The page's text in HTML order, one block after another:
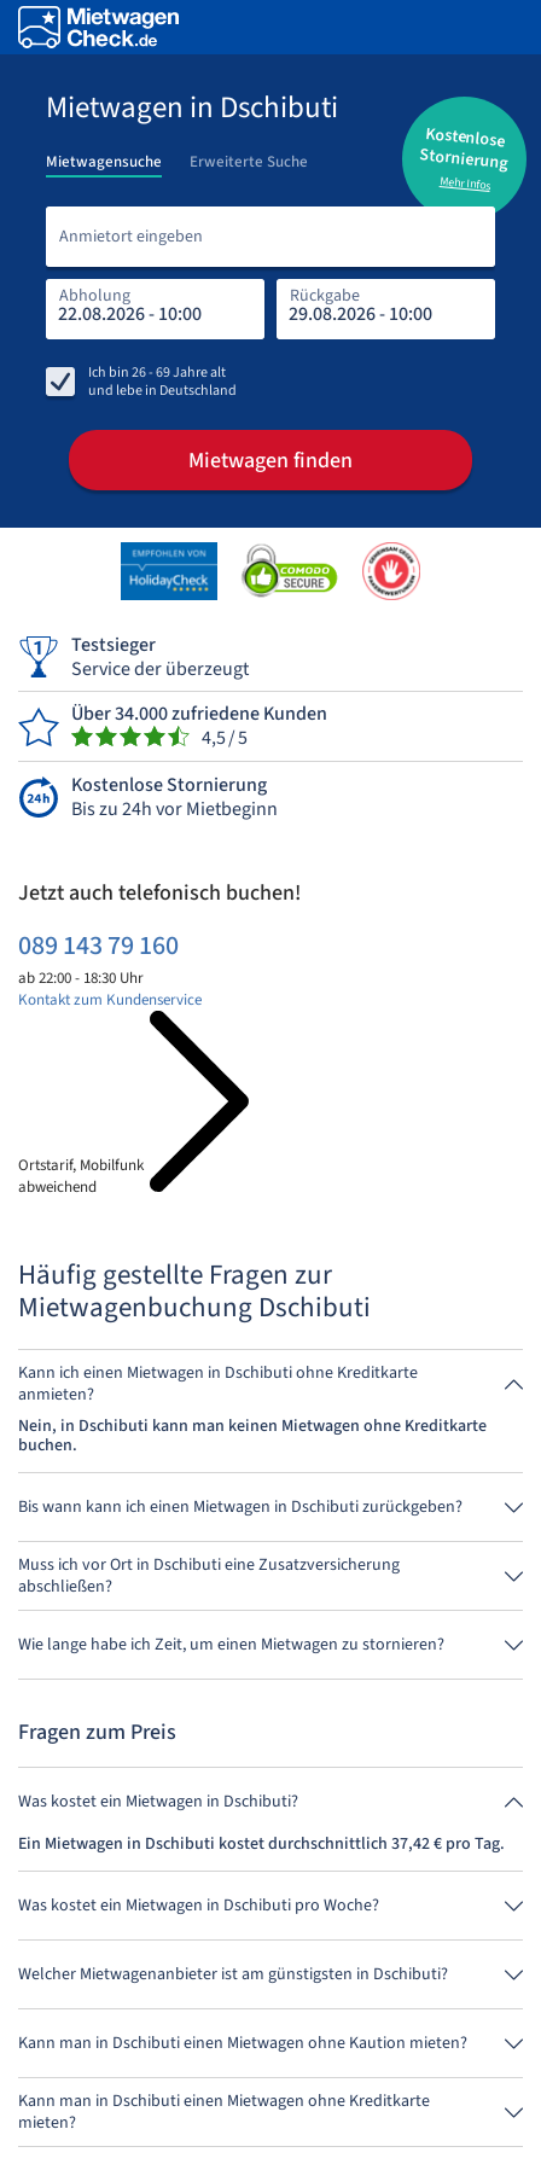
Mietwagen in Dschibuti
Kostenlose
Stornierung
Mehr Infos
Mietwagensuche Erweiterte Suche
Anmietort eingeben
Abholung Rückgabe
Ich bin26 - 69Jahre alt
und lebe in Deutschland
Mietwagen finden
Testsieger
Service der überzeugt
Über 34.000 zufriedene Kunden
4,5 / 5
Kostenlose Stornierung
Bis zu 24h vor Mietbeginn
Jetzt auch telefonisch buchen!
089 143 79 160
ab 22:00 - 18:30 Uhr
Ortstarif, Mobilfunk
abweichend
Kontakt zum Kundenservice
Häufig gestellte Fragen zur
Mietwagenbuchung Dschibuti
Kann ich einen Mietwagen in Dschibuti ohne Kreditkarte
anmieten?
Nein, in Dschibuti kann man keinen Mietwagen ohne Kreditkarte
buchen.
Bis wann kann ich einen Mietwagen in Dschibuti zurückgeben?
Grundsätzlich kannst Du den Mietwagen zu jeder Tageszeit
zurückgeben. Wichtig ist nur, dass Du den Mietwagen nicht später als
bei der Buchung angegeben, abgibst.
Muss ich vor Ort in Dschibuti eine Zusatzversicherung
abschließen?
Buche am besten über uns die Vollkaskoversicherung ohne
Selbstbeteiligung. So musst Du vor Ort keine weitere Versicherung
abschließen.
Wie lange habe ich Zeit, um einen Mietwagen zu stornieren?
Du hast bis zu 24 Stunden vor Anmietung innerhalb der
Fragen zum Preis
Was kostet ein Mietwagen in Dschibuti?
Ein Mietwagen in Dschibuti kostet durchschnittlich 37,42 € pro Tag.
Was kostet ein Mietwagen in Dschibuti pro Woche?
Ein Mietwagen in Dschibuti kostet durchschnittlich 261,91 € pro
Woche (37,42 € pro Tag).
Welcher Mietwagenanbieter ist am günstigsten in Dschibuti?
DooRental ist in Dschibuti am günstigsten. Eine Anmietung kostet
149,66 € für 4 Tage.
Kann man in Dschibuti einen Mietwagen ohne Kaution mieten?
Nein, leider kann man derzeit in Dschibuti keinen Mietwagen ohne
Kaution mieten.
Kann man in Dschibuti einen Mietwagen ohne Kreditkarte
mieten?
Nein, leider kann man derzeit in Dschibuti keinen Mietwagen ohne